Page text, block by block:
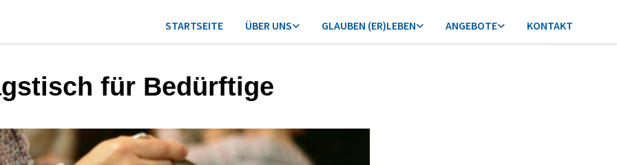
STARTSEITE ÜBER UNS GLAUBEN (ER)LEBEN ANGEBOTE KONTAKT
für Bedürftige